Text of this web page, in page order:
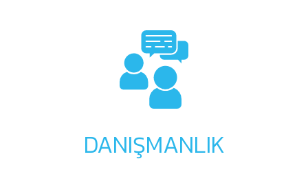
DANIŞMANLIK